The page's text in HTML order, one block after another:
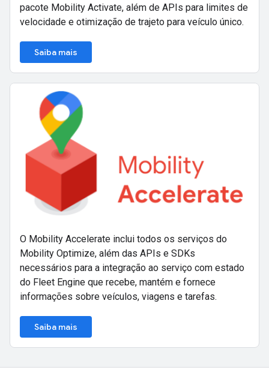
pacote Mobility Activate, além de APIs para limites de
velocidade e otimização de trajeto para veículo único.
Saiba mais
O Mobility Accelerate inclui todos os serviços do
Mobility Optimize, além das APIs e SDKs
necessários para a integração ao serviço com estado
do Fleet Engine que recebe, mantém e fornece
informações sobre veículos, viagens e tarefas.
Saiba mais